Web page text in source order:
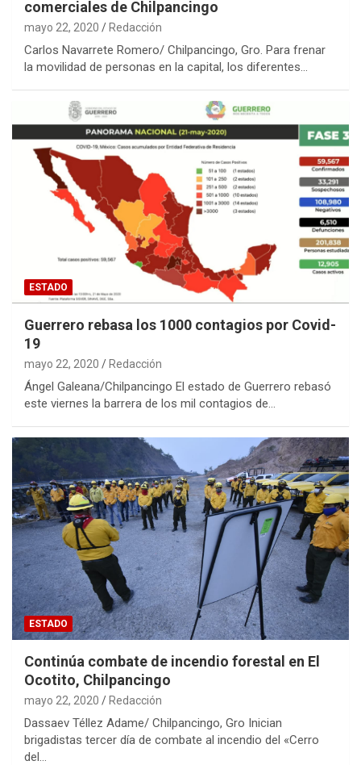
comerciales de Chilpancingo
mayo 22, 2020 Redacción
Carlos Navarrete Romero/ Chilpancingo, Gro. Para frenar
la movilidad de personas en la capital, los diferentes…
ESTADO
Guerrero rebasa los 1000 contagios por Covid-
19
mayo 22, 2020 Redacción
Ángel Galeana/Chilpancingo El estado de Guerrero rebasó
este viernes la barrera de los mil contagios de…
ESTADO
Continúa combate de incendio forestal en El
Ocotito, Chilpancingo
mayo 22, 2020 Redacción
Dassaev Téllez Adame/ Chilpancingo, Gro Inician
brigadistas tercer día de combate al incendio del «Cerro
del…